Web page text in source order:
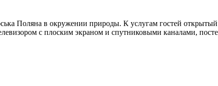
Поляна в окружении природы. К услугам гостей
с плоским экраном и спутниковыми каналами,